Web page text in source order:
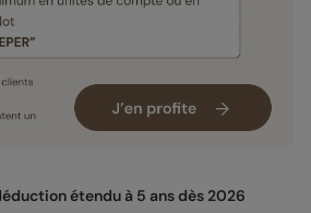
étendu à 5 ans dès 2026